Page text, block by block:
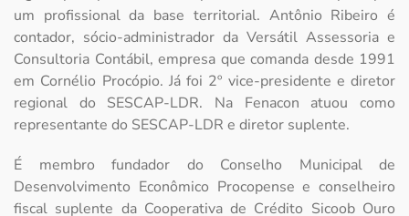
um profissional da base territorial. Antônio Ribeiro é
contador, sócio-administrador da Versátil Assessoria e
Consultoria Contábil, empresa que comanda desde 1991
em Cornélio Procópio. Já foi 2º vice-presidente e diretor
regional do SESCAP-LDR. Na Fenacon atuou como
representante do SESCAP-LDR e diretor suplente.
É membro fundador do Conselho Municipal de
Desenvolvimento Econômico Procopense e conselheiro
fiscal suplente da Cooperativa de Crédito Sicoob Ouro